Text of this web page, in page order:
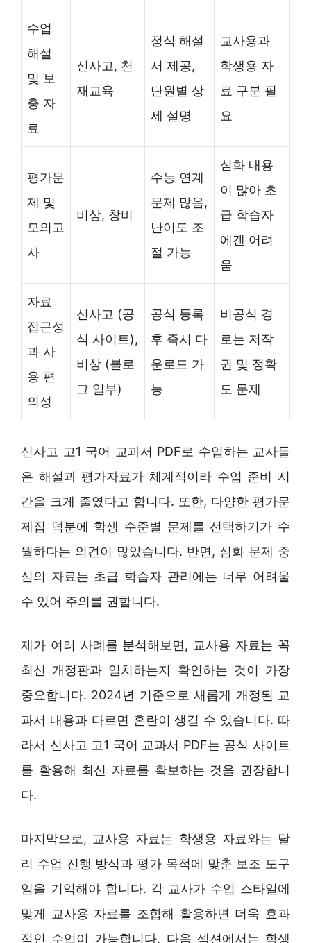
수업
해설
및 보
충 자
료
신사고, 천
재교육
정식 해설
서 제공,
단원별 상
세 설명
교사용과
학생용 자
료 구분 필
요
평가문
제 및
모의고
사
비상, 창비
수능 연계
문제 많음,
난이도 조
절 가능
심화 내용
이 많아 초
급 학습자
에겐 어려
움
자료
접근성
과 사
용 편
의성
신사고 (공
식 사이트),
비상 (블로
그 일부)
공식 등록
후 즉시 다
운로드 가
능
비공식 경
로는 저작
권 및 정확
도 문제
신사고 고1 국어 교과서 PDF로 수업하는 교사들
은 해설과 평가자료가 체계적이라 수업 준비 시
간을 크게 줄였다고 합니다. 또한, 다양한 평가문
제집 덕분에 학생 수준별 문제를 선택하기가 수
월하다는 의견이 많았습니다. 반면, 심화 문제 중
심의 자료는 초급 학습자 관리에는 너무 어려울
수 있어 주의를 권합니다.
제가 여러 사례를 분석해보면, 교사용 자료는 꼭
최신 개정판과 일치하는지 확인하는 것이 가장
중요합니다. 2024년 기준으로 새롭게 개정된 교
과서 내용과 다르면 혼란이 생길 수 있습니다. 따
라서 신사고 고1 국어 교과서 PDF는 공식 사이트
를 활용해 최신 자료를 확보하는 것을 권장합니
다.
마지막으로, 교사용 자료는 학생용 자료와는 달
리 수업 진행 방식과 평가 목적에 맞춘 보조 도구
임을 기억해야 합니다. 각 교사가 수업 스타일에
맞게 교사용 자료를 조합해 활용하면 더욱 효과
적인 수업이 가능합니다. 다음 섹션에서는 학생